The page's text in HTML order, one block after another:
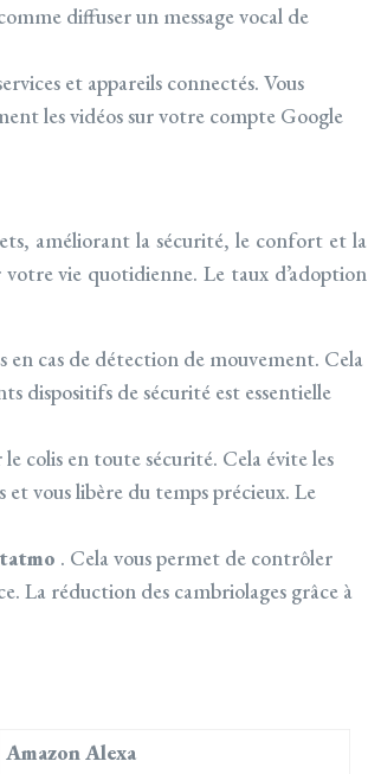
diffuser un message vocal de
et appareils connectés. Vous
les vidéos sur votre compte Google
améliorant la sécurité, le confort et la
vie quotidienne. Le taux d’adoption
en cas de détection de mouvement. Cela
dispositifs de sécurité est essentielle
colis en toute sécurité. Cela évite les
vous libère du temps précieux. Le
. Cela vous permet de contrôler
La réduction des cambriolages grâce à
Amazon Alexa